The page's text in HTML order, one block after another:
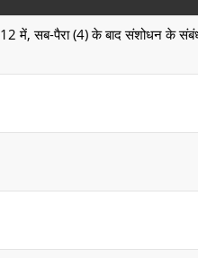
में, सब-पैरा (4) के बाद संशोधन के